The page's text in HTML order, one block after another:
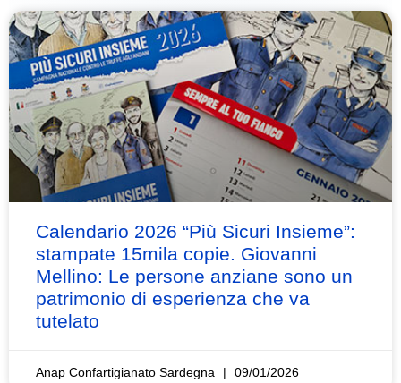
Calendario 2026 “Più Sicuri Insieme”:
stampate 15mila copie. Giovanni
Mellino: Le persone anziane sono un
patrimonio di esperienza che va
tutelato
Anap Confartigianato Sardegna 09/01/2026